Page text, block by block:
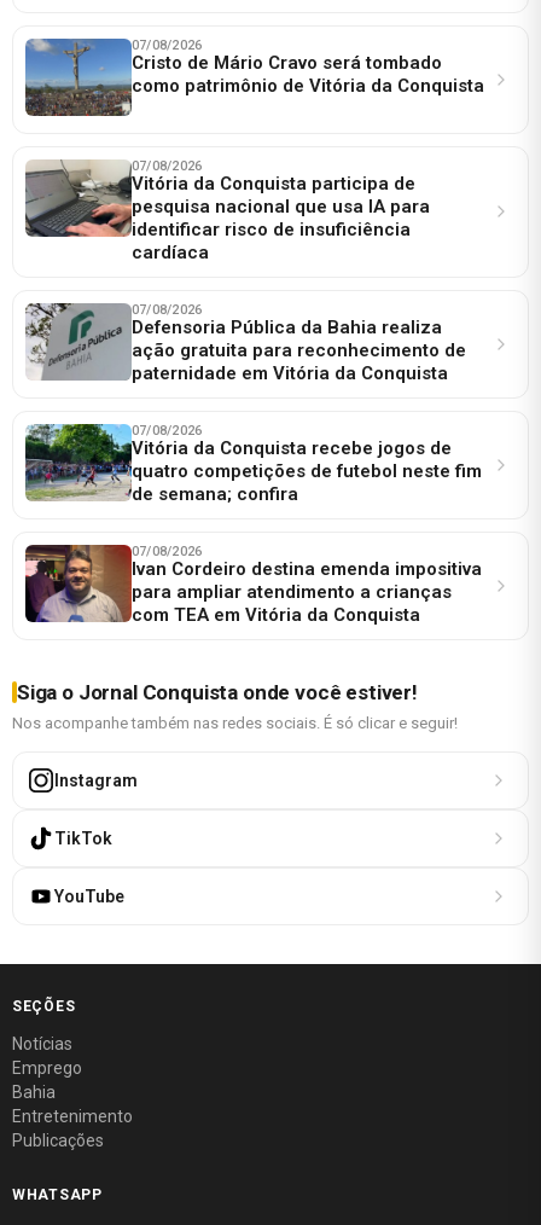
07/08/2026
Cristo de Mário Cravo será tombado
como patrimônio de Vitória da Conquista
07/08/2026
Vitória da Conquista participa de
pesquisa nacional que usa IA para
identificar risco de insuficiência
cardíaca
07/08/2026
Defensoria Pública da Bahia realiza
ação gratuita para reconhecimento de
paternidade em Vitória da Conquista
07/08/2026
Vitória da Conquista recebe jogos de
quatro competições de futebol neste fim
de semana; confira
07/08/2026
Ivan Cordeiro destina emenda impositiva
para ampliar atendimento a crianças
com TEA em Vitória da Conquista
Siga o Jornal Conquista onde você estiver!
Nos acompanhe também nas redes sociais. É só clicar e seguir!
Instagram
TikTok
YouTube
SEÇÕES
Notícias
Emprego
Bahia
Entretenimento
Publicações
WHATSAPP